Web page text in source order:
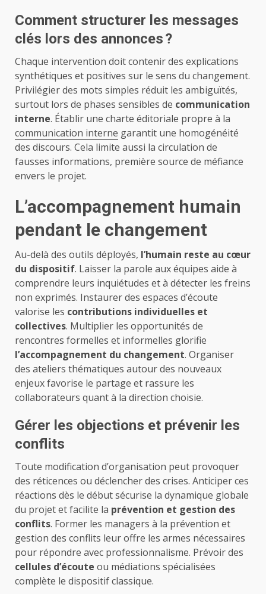
Comment structurer les messages
clés lors des annonces ?
Chaque intervention doit contenir des explications
synthétiques et positives sur le sens du changement.
Privilégier des mots simples réduit les ambiguïtés,
surtout lors de phases sensibles de communication
interne. Établir une charte éditoriale propre à la
communication interne garantit une homogénéité
des discours. Cela limite aussi la circulation de
fausses informations, première source de méfiance
envers le projet.
L’accompagnement humain
pendant le changement
Au-delà des outils déployés, l’humain reste au cœur
du dispositif. Laisser la parole aux équipes aide à
comprendre leurs inquiétudes et à détecter les freins
non exprimés. Instaurer des espaces d’écoute
valorise les contributions individuelles et
collectives. Multiplier les opportunités de
rencontres formelles et informelles glorifie
l’accompagnement du changement. Organiser
des ateliers thématiques autour des nouveaux
enjeux favorise le partage et rassure les
collaborateurs quant à la direction choisie.
Gérer les objections et prévenir les
conflits
Toute modification d’organisation peut provoquer
des réticences ou déclencher des crises. Anticiper ces
réactions dès le début sécurise la dynamique globale
du projet et facilite la prévention et gestion des
conflits. Former les managers à la prévention et
gestion des conflits leur offre les armes nécessaires
pour répondre avec professionnalisme. Prévoir des
cellules d’écoute ou médiations spécialisées
complète le dispositif classique.